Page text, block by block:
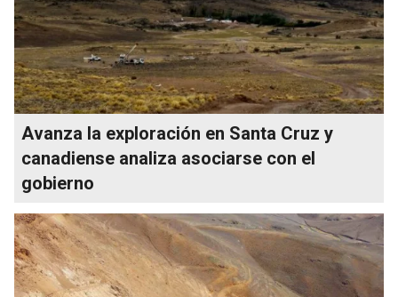
Avanza la exploración en Santa Cruz y
canadiense analiza asociarse con el
gobierno